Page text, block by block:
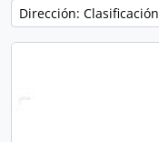
Dirección: